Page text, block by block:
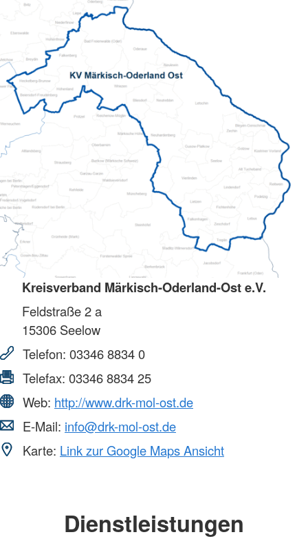
Kreisverband Märkisch-Oderland-Ost e.V.
Feldstraße 2 a
15306 Seelow
Telefon: 03346 8834 0
Telefax: 03346 8834 25
Web: http://www.drk-mol-ost.de
E-Mail: info@drk-mol-ost.de
Karte: Link zur Google Maps Ansicht
Dienstleistungen